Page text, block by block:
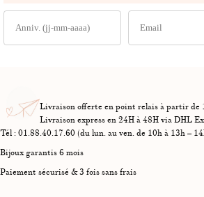
Livraison offerte en point relais à partir de
Livraison express en 24H à 48H via DHL
Tél : 01.88.40.17.60 (du lun. au ven. de 10h à 13h –
Bijoux garantis 6 mois
Paiement sécurisé & 3 fois sans frais